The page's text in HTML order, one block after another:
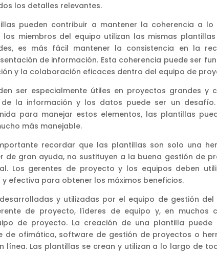
los detalles relevantes.
pueden contribuir a mantener la coherencia a
los miembros del equipo utilizan las mismas
es más fácil mantener la consistencia en la
de información. Esta coherencia puede ser
y la colaboración eficaces dentro del equipo de
ser especialmente útiles en proyectos grandes y
la información y los datos puede ser un
para manejar estos elementos, las plantillas
más manejable.
recordar que las plantillas son solo una
de gran ayuda, no sustituyen a la buena gestión de
Los gerentes de proyecto y los equipos deben
efectiva para obtener los máximos beneficios.
y utilizadas por el equipo de gestión del
de proyecto, líderes de equipo y, en muchos
de proyecto. La creación de una plantilla puede
de ofimática, software de gestión de proyectos o
línea. Las plantillas se crean y utilizan a lo largo de